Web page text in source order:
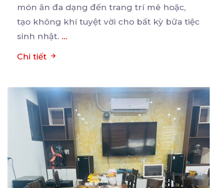
món ăn đa dạng đến trang trí mê hoặc,
tạo không khí tuyệt vời cho bất kỳ bữa tiệc
sinh nhật. ...
Chi tiết